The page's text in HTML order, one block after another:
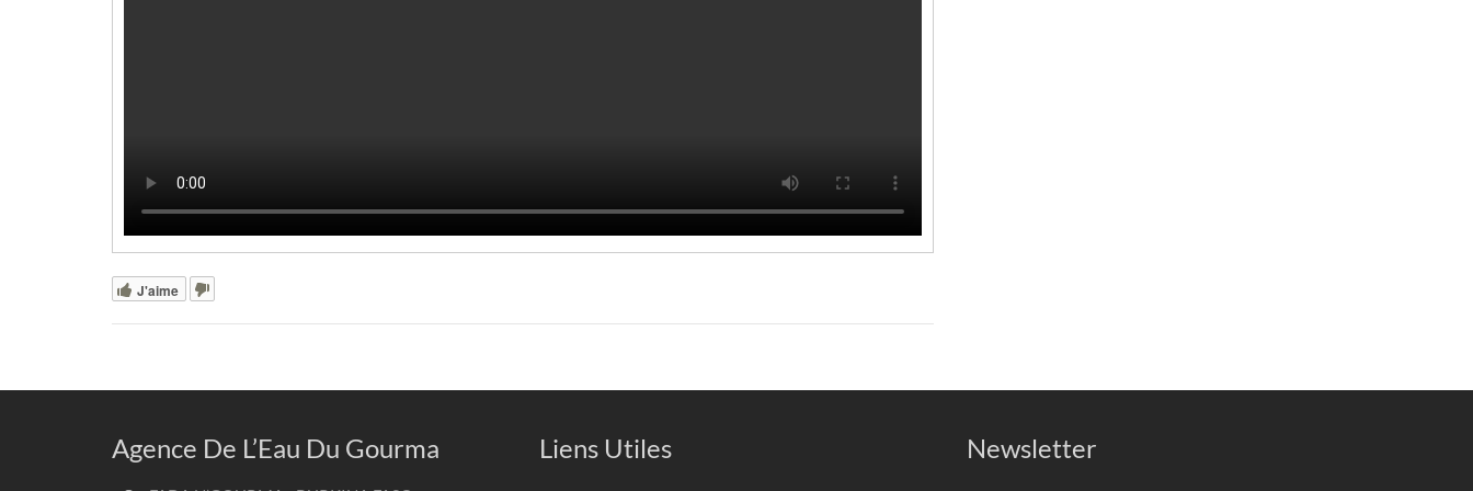
J'aime
Agence De L’Eau Du Gourma Liens Utiles Newsletter